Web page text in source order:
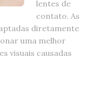
lentes de
contato. As
diretamente
uma melhor
visuais causadas